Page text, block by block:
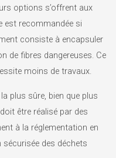
options s’offrent aux
est recommandée si
consiste à encapsuler
de fibres dangereuses. Ce
moins de travaux.
plus sûre, bien que plus
être réalisé par des
à la réglementation en
des déchets